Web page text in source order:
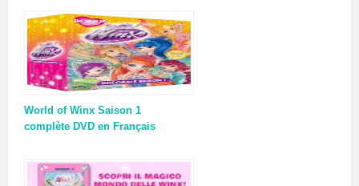
World of Winx Saison 1
complète DVD en Français